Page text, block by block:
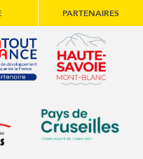
PARTENAIRES
une nouvelle fenêtre)
de France (s'ouvre
France (s'ouvre dans
une nouvelle fenêtre)
de communes du
Communauté de